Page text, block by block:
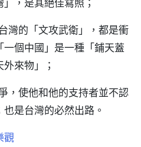
灣的「文攻武衛」，都是衝
個中國」是一種「鋪天蓋
來物」；
，使他和他的支持者並不認
是台灣的必然出路。
觀